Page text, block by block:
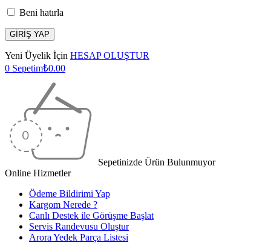
Beni hatırla
Yeni Üyelik İçin HESAP OLUŞTUR
0 Sepetim₺0.00
Sepetinizde Ürün Bulunmuyor
Online Hizmetler
Ödeme Bildirimi Yap
Kargom Nerede ?
Canlı Destek ile Görüşme Başlat
Servis Randevusu Oluştur
Arora Yedek Parça Listesi